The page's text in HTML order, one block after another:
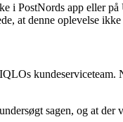
i PostNords app eller
at denne oplevelse
sagen, og at der